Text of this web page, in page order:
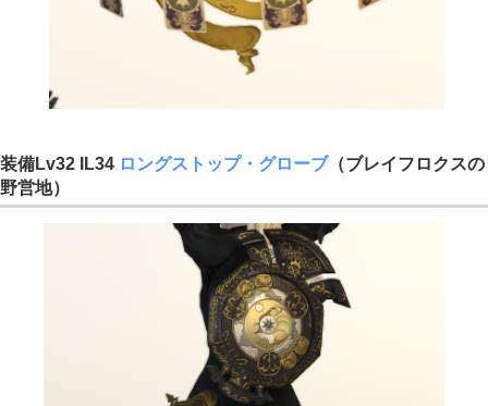
装備Lv32 IL34 ロングストップ・グローブ（ブレイフロクスの
野営地）